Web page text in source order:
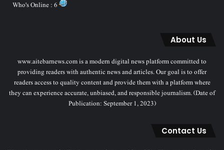
About Us
www.aitebarnews.com is a modern digital news platform committed to
providing readers with authentic news and articles. Our goal is to offer
readers access to quality content and provide them with a platform where
they can experience accurate, unbiased, and responsible journalism. (Date of
Publication: September 1, 2023)
Contact Us